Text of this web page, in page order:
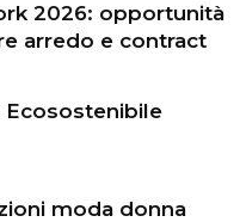
2026: opportunità
arredo e contract
Ecosostenibile
moda donna